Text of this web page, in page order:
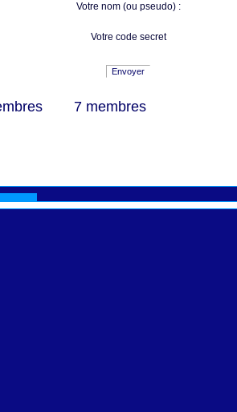
Votre nom (ou pseudo) :
Votre code secret
Envoyer
7 membres